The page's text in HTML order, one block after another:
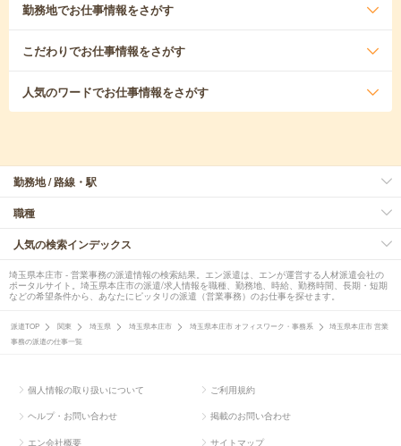
勤務地でお仕事情報をさがす
こだわりでお仕事情報をさがす
人気のワードでお仕事情報をさがす
勤務地 / 路線・駅
職種
人気の検索インデックス
埼玉県本庄市 - 営業事務の派遣情報の検索結果。エン派遣は、エンが運営する人材派遣会社の
ポータルサイト。埼玉県本庄市の派遣/求人情報を職種、勤務地、時給、勤務時間、長期・短期
などの希望条件から、あなたにピッタリの派遣（営業事務）のお仕事を探せます。
派遣TOP 関東 埼玉県 埼玉県本庄市 埼玉県本庄市 オフィスワーク・事務系
埼玉県本庄市 営業
事務の派遣の仕事一覧
個人情報の取り扱いについて ご利用規約
ヘルプ・お問い合わせ 掲載のお問い合わせ
エン会社概要 サイトマップ